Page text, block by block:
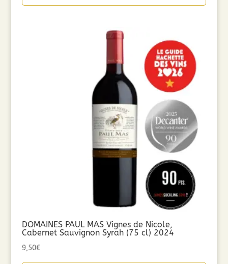
DOMAINES PAUL MAS Vignes de Nicole,
Cabernet Sauvignon Syrah (75 cl) 2024
9,50€